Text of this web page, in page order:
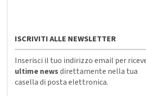
ISCRIVITI ALLE NEWSLETTER
Inserisci il tuo indirizzo email per
ultime newsdirettamente nella tua
casella di posta elettronica.